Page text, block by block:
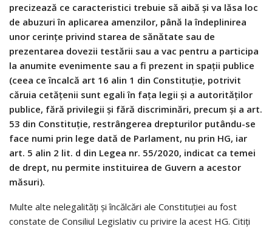
precizează ce caracteristici trebuie să aibă și va lăsa loc
de abuzuri în aplicarea amenzilor, până la îndeplinirea
unor cerințe privind starea de sănătate sau de
prezentarea dovezii testării sau a vac pentru a participa
la anumite evenimente sau a fi prezent in spații publice
(ceea ce încalcă art 16 alin 1 din Constituție, potrivit
căruia cetățenii sunt egali în fața legii și a autorităților
publice, fără privilegii și fără discriminări, precum și a art.
53 din Constituție, restrângerea drepturilor putându-se
face numi prin lege dată de Parlament, nu prin HG, iar
art. 5 alin 2 lit. d din Legea nr. 55/2020, indicat ca temei
de drept, nu permite instituirea de Guvern a acestor
măsuri).
Multe alte nelegalități și încălcări ale Constituției au fost
constate de Consiliul Legislativ cu privire la acest HG. Citiți